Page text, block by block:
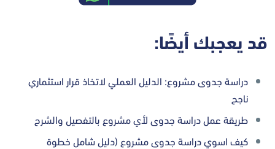
قد يعجبك أيضًا:
دراسة جدوى مشروع: الدليل العملي لاتخاذ قرار استثماري
ناجح
طريقة عمل دراسة جدوى لأي مشروع بالتفصيل والشرح
كيف اسوي دراسة جدوى مشروع (دليل شامل خطوة